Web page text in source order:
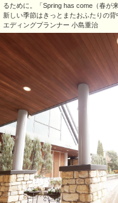
るために。「Spring has come（春が
新しい季節はきっとまたおふたりの
エディングプランナー 小島重治